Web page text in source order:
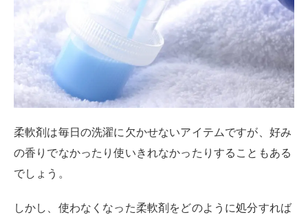
柔軟剤は毎日の洗濯に欠かせないアイテムですが、好み
の香りでなかったり使いきれなかったりすることもある
でしょう。
しかし、使わなくなった柔軟剤をどのように処分すれば